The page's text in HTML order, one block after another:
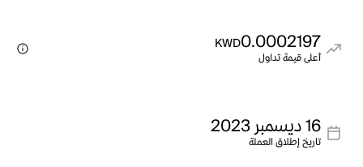
0.0002197
KWD
أعلى قيمة تداول
16 ديسمبر 2023
تاريخ إطلاق العملة